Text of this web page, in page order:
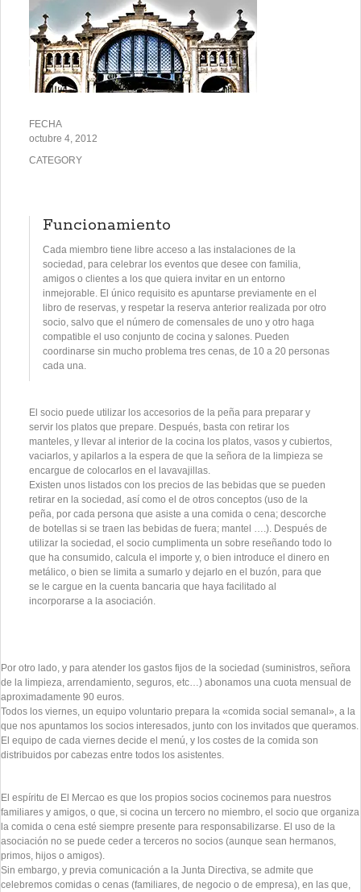
FECHA
octubre 4, 2012
CATEGORY
Funcionamiento
Cada miembro tiene libre acceso a las instalaciones de la
sociedad, para celebrar los eventos que desee con familia,
amigos o clientes a los que quiera invitar en un entorno
inmejorable. El único requisito es apuntarse previamente en el
libro de reservas, y respetar la reserva anterior realizada por otro
socio, salvo que el número de comensales de uno y otro haga
compatible el uso conjunto de cocina y salones. Pueden
coordinarse sin mucho problema tres cenas, de 10 a 20 personas
cada una.
El socio puede utilizar los accesorios de la peña para preparar y
servir los platos que prepare. Después, basta con retirar los
manteles, y llevar al interior de la cocina los platos, vasos y cubiertos,
vaciarlos, y apilarlos a la espera de que la señora de la limpieza se
encargue de colocarlos en el lavavajillas.
Existen unos listados con los precios de las bebidas que se pueden
retirar en la sociedad, así como el de otros conceptos (uso de la
peña, por cada persona que asiste a una comida o cena; descorche
de botellas si se traen las bebidas de fuera; mantel ….). Después de
utilizar la sociedad, el socio cumplimenta un sobre reseñando todo lo
que ha consumido, calcula el importe y, o bien introduce el dinero en
metálico, o bien se limita a sumarlo y dejarlo en el buzón, para que
se le cargue en la cuenta bancaria que haya facilitado al
incorporarse a la asociación.
Por otro lado, y para atender los gastos fijos de la sociedad (suministros, señora
de la limpieza, arrendamiento, seguros, etc…) abonamos una cuota mensual de
aproximadamente 90 euros.
Todos los viernes, un equipo voluntario prepara la «comida social semanal», a la
que nos apuntamos los socios interesados, junto con los invitados que queramos.
El equipo de cada viernes decide el menú, y los costes de la comida son
distribuidos por cabezas entre todos los asistentes.
El espíritu de El Mercao es que los propios socios cocinemos para nuestros
familiares y amigos, o que, si cocina un tercero no miembro, el socio que organiza
la comida o cena esté siempre presente para responsabilizarse. El uso de la
asociación no se puede ceder a terceros no socios (aunque sean hermanos,
primos, hijos o amigos).
Sin embargo, y previa comunicación a la Junta Directiva, se admite que
celebremos comidas o cenas (familiares, de negocio o de empresa), en las que,